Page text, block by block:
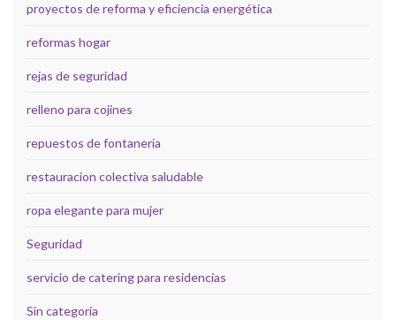
proyectos de reforma y eficiencia energética
reformas hogar
rejas de seguridad
relleno para cojines
repuestos de fontanería
restauracion colectiva saludable
ropa elegante para mujer
Seguridad
servicio de catering para residencias
Sin categoría